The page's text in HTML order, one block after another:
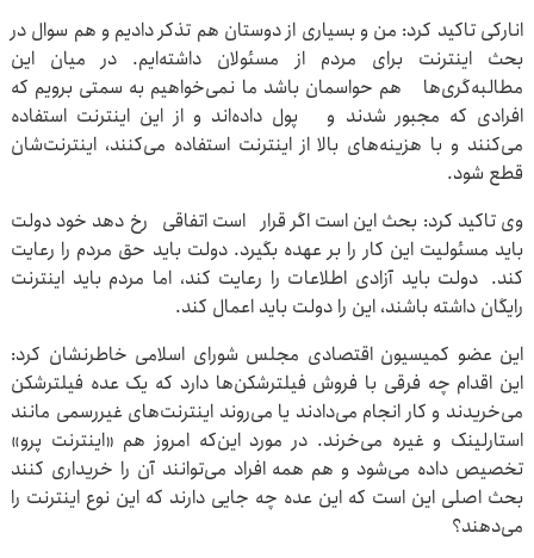
انارکی تاکید کرد: من و بسیاری از دوستان هم تذکر دادیم و هم سوال در
بحث اینترنت برای مردم از مسئولان داشته‌ایم. در میان این
مطالبه‌گری‌ها هم حواسمان باشد ما نمی‌خواهیم به سمتی برویم که
افرادی که مجبور شدند و پول داده‌اند و از این اینترنت استفاده
می‌کنند و با هزینه‌های بالا از اینترنت استفاده می‌کنند، اینترنت‌شان
قطع شود.
وی تاکید کرد: بحث این است اگر قرار است اتفاقی رخ دهد خود دولت
باید مسئولیت این کار را بر عهده بگیرد. دولت باید حق مردم را رعایت
کند. دولت باید آزادی اطلاعات را رعایت کند، اما مردم باید اینترنت
رایگان داشته باشند، این را دولت باید اعمال کند.
این عضو کمیسیون اقتصادی مجلس شورای اسلامی خاطرنشان کرد:
این اقدام چه فرقی با فروش فیلترشکن‌ها دارد که یک عده فیلترشکن
می‌خریدند و کار انجام می‌دادند یا می‌روند اینترنت‌های غیررسمی مانند
استارلینک و غیره می‌خرند. در مورد این‌که امروز هم «اینترنت پرو»
تخصیص داده می‌شود و هم همه افراد می‌توانند آن را خریداری کنند
بحث اصلی این است که این عده چه جایی دارند که این نوع اینترنت را
می‌دهند؟